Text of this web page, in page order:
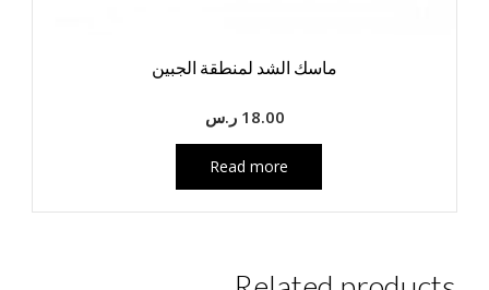
ماسك الشد لمنطقة الجبين
18.00 ر.س
Read more